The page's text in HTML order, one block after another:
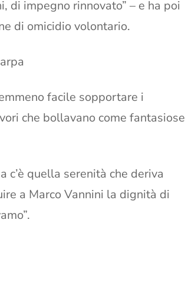
di impegno rinnovato” – e ha poi
di omicidio volontario.
facile sopportare i
che bollavano come fantasiose
c’è quella serenità che deriva
a Marco Vannini la dignità di